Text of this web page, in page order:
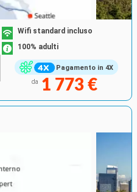
Pagamento in 4X
Wifi standard incluso
100% adulti
da 1 773 €